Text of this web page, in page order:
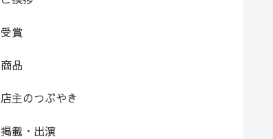
受賞
商品
店主のつぶやき
掲載・出演